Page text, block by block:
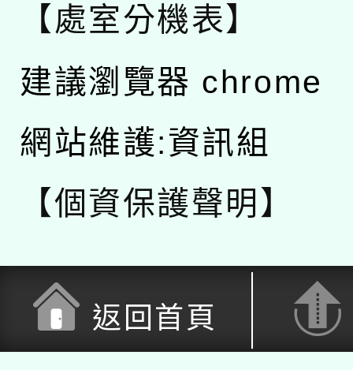
【處室分機表】
建議瀏覽器 chrome
網站維護:資訊組
【個資保護聲明】
返回首頁